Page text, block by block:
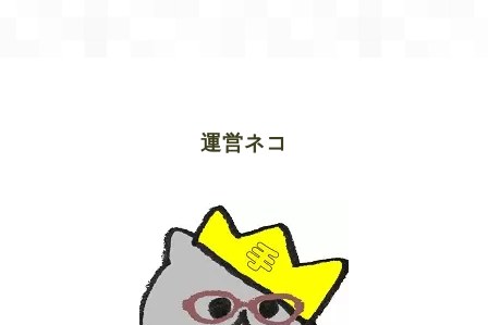
運営ネコ